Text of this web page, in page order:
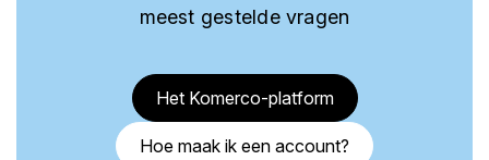
meest gestelde vragen
Het Komerco-platform
Hoe maak ik een account?